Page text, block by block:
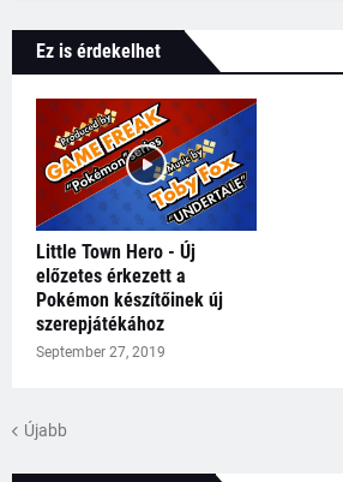
Ez is érdekelhet
Little Town Hero - Új
előzetes érkezett a
Pokémon készítőinek új
szerepjátékához
September 27, 2019
Újabb